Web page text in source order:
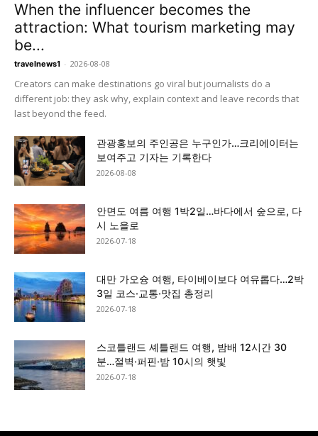
When the influencer becomes the
attraction: What tourism marketing may
be...
travelnews1 - 2026-08-08
Creators can make destinations go viral but journalists do a
different job: they ask why, explain context and leave records that
last beyond the feed.
관광홍보의 주인공은 누구인가…크리에이터는
보여주고 기자는 기록한다
2026-08-08
안면도 여름 여행 1박2일…바다에서 숲으로, 다
시 노을로
2026-07-18
대만 가오슝 여행, 타이베이보다 여유롭다…2박
3일 코스·교통·맛집 총정리
2026-07-18
스코틀랜드 셰틀랜드 여행, 밤배 12시간 30
분…절벽·퍼핀·밤 10시의 햇빛
2026-07-18